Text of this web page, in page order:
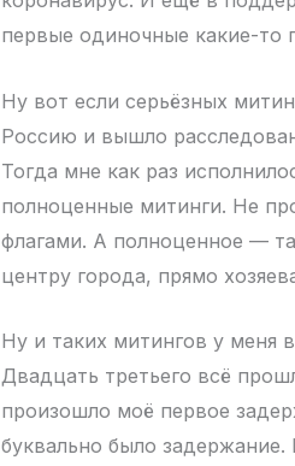
первые одиночные какие-то
Ну вот если серьёзных
Россию и вышло
Тогда мне как раз
полноценные митинги. Не
флагами. А полноценное —
центру города, прямо
Ну и таких митингов у меня
Двадцать третьего всё
произошло моё первое
буквально было